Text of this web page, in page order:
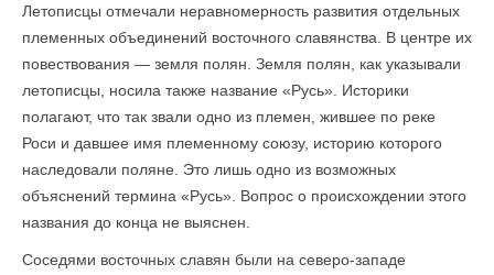
Летописцы отмечали неравномерность развития отдельных
племенных объединений восточного славянства. В центре их
повествования — земля полян. Земля полян, как указывали
летописцы, носила также название «Русь». Историки
полагают, что так звали одно из племен, жившее по реке
Роси и давшее имя племенному союзу, историю которого
наследовали поляне. Это лишь одно из возможных
объяснений термина «Русь». Вопрос о происхождении этого
названия до конца не выяснен.
Соседями восточных славян были на северо-западе